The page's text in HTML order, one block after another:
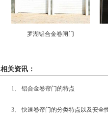
罗湖铝合金卷闸门
相关资讯：
1、 铝合金卷帘门的特点
3、 快速卷帘门的分类特点以及安全